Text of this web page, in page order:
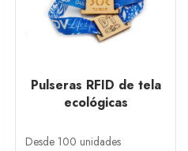
Pulseras RFID de tela
ecológicas
Desde 100 unidades